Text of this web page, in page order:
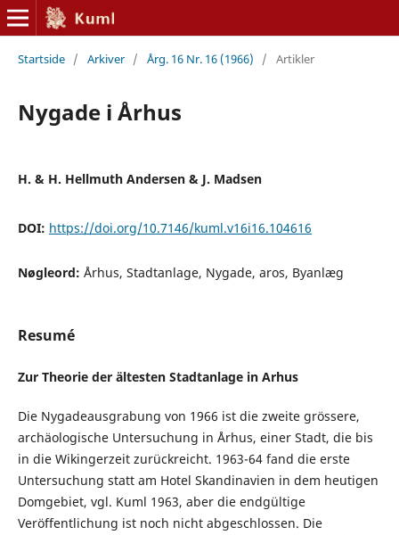
Startside / Arkiver / Årg. 16 Nr. 16 (1966) / Artikler
Nygade i Århus
H. & H. Hellmuth Andersen & J. Madsen
DOI: https://doi.org/10.7146/kuml.v16i16.104616
Nøgleord: Århus, Stadtanlage, Nygade, aros, Byanlæg
Resumé
Zur Theorie der ältesten Stadtanlage in Arhus
Die Nygadeausgrabung von 1966 ist die zweite grössere,
archäologische Untersuchung in Århus, einer Stadt, die bis
in die Wikingerzeit zurückreicht. 1963-64 fand die erste
Untersuchung statt am Hotel Skandinavien in dem heutigen
Domgebiet, vgl. Kuml 1963, aber die endgültige
Veröffentlichung ist noch nicht abgeschlossen. Die